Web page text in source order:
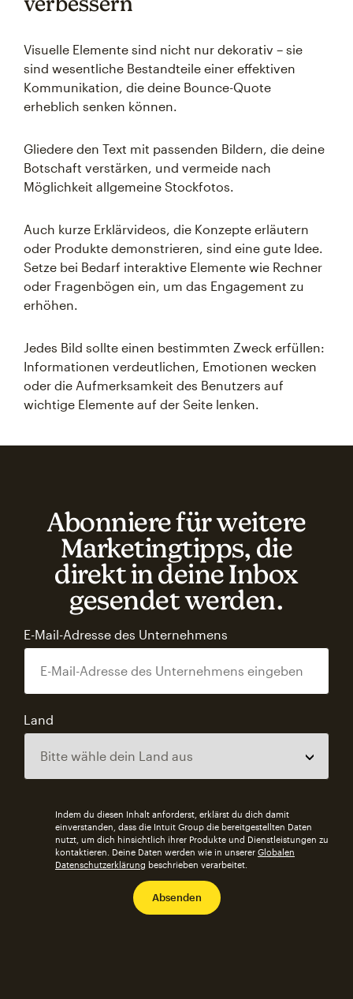
Visuelle Elemente sind nicht nur dekorativ – sie
sind wesentliche Bestandteile einer effektiven
Kommunikation, die deine Bounce-Quote
erheblich senken können.
Gliedere den Text mit passenden Bildern, die deine
Botschaft verstärken, und vermeide nach
Möglichkeit allgemeine Stockfotos.
Auch kurze Erklärvideos, die Konzepte erläutern
oder Produkte demonstrieren, sind eine gute Idee.
Setze bei Bedarf interaktive Elemente wie Rechner
oder Fragenbögen ein, um das Engagement zu
erhöhen.
Jedes Bild sollte einen bestimmten Zweck erfüllen:
Informationen verdeutlichen, Emotionen wecken
oder die Aufmerksamkeit des Benutzers auf
wichtige Elemente auf der Seite lenken.
Abonniere für weitere
Marketingtipps, die
direkt in deine Inbox
gesendet werden.
E-Mail-Adresse des Unternehmens
Land
Indem du diesen Inhalt anforderst, erklärst du dich damit
einverstanden, dass die Intuit Group die bereitgestellten Daten
nutzt, um dich hinsichtlich ihrer Produkte und Dienstleistungen zu
kontaktieren. Deine Daten werden wie in unserer Globalen
Datenschutzerklärung beschrieben verarbeitet.